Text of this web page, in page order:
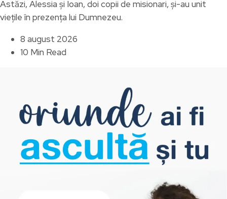
Astăzi, Alessia și Ioan, doi copii de misionari, și-au unit
viețile în prezența lui Dumnezeu.
8 august 2026
10 Min Read